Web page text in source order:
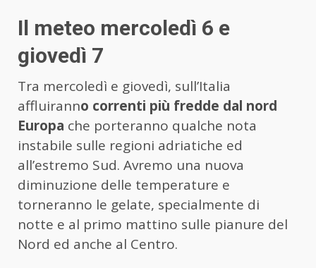
Il meteo mercoledì 6 e
giovedì 7
Tra mercoledì e giovedì, sull’Italia
affluiranno correnti più fredde dal nord
Europa che porteranno qualche nota
instabile sulle regioni adriatiche ed
all’estremo Sud. Avremo una nuova
diminuzione delle temperature e
torneranno le gelate, specialmente di
notte e al primo mattino sulle pianure del
Nord ed anche al Centro.